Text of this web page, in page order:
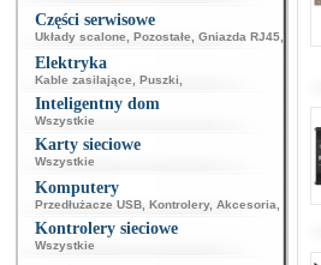
Części serwisowe
Układy scalone Pozostałe Gniazda RJ45
Elektryka
Kable zasilające Puszki
Inteligentny dom
Wszystkie
Karty sieciowe
Wszystkie
Komputery
Przedłużacze USB Kontrolery, Akcesoria
Kontrolery sieciowe
Wszystkie